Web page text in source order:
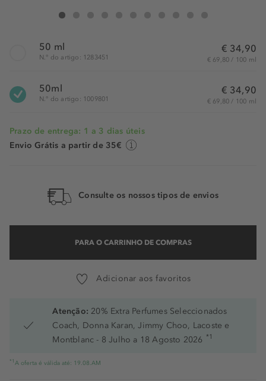
RITUALS 24H Hydrating Face Cream
50 ml
N.° do artigo: 1283451
€ 34,90
€ 69,80 / 100 ml
50ml
N.° do artigo: 1009801
€ 34,90
€ 69,80 / 100 ml
Prazo de entrega: 1 a 3 dias úteis
Envio Grátis a partir de 35€
Consulte os nossos tipos de envios
PARA O CARRINHO DE COMPRAS
Adicionar aos favoritos
Atenção: 20% Extra Perfumes Seleccionados
Coach, Donna Karan, Jimmy Choo, Lacoste e
Montblanc - 8 Julho a 18 Agosto 2026 *1
*1 A oferta é válida até: 19.08.AM